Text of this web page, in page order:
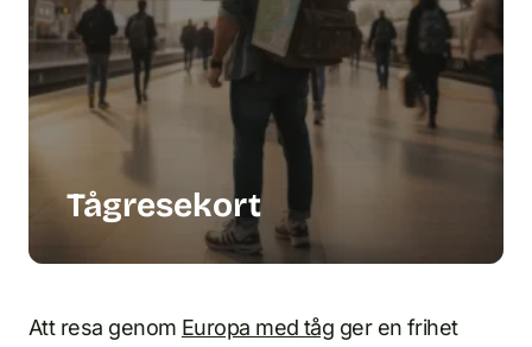
Tågresekort
Att resa genom Europa med tåg ger en frihet